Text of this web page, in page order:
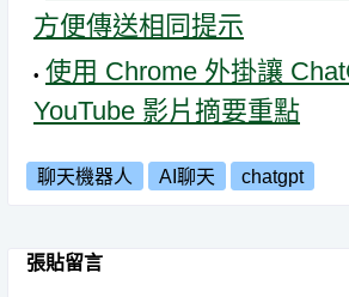
方便傳送相同提示
使用 Chrome 外掛讓
YouTube 影片摘要重點
聊天機器人 AI聊天 chatgpt
張貼留言